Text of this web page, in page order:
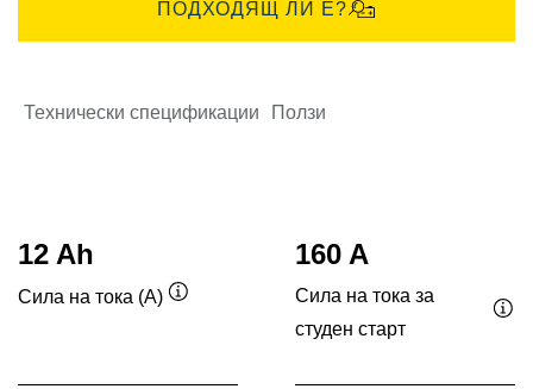
ПОДХОДЯЩ ЛИ Е?
Технически спецификации Ползи
12 Ah
Сила на тока (A)
160 A
Сила на тока за
студен старт